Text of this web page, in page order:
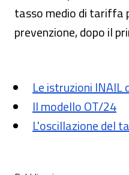
tasso medio di tariffa
prevenzione, dopo il
Le istruzioni
Il modello OT/24
L'oscillazione del